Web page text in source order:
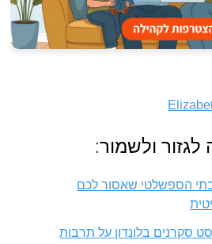
ולשמור:
הספשלטי שאסור לכם
סקרנים בלונדון על תרבות